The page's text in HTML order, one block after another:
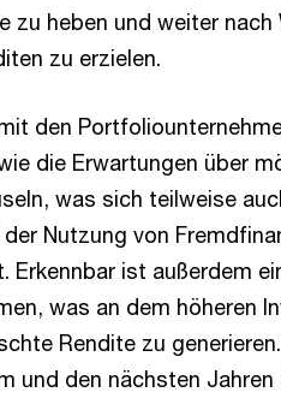
zu heben und weiter
zu erzielen.
den
die Erwartungen über
was sich teilweise
Nutzung von
Erkennbar ist außerdem
was an dem höheren
Rendite zu
und den nächsten